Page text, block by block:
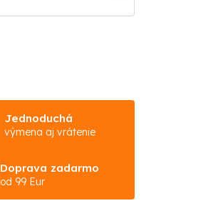
Jednoduchá
výmena aj vrátenie
Doprava zadarmo
od 99 Eur